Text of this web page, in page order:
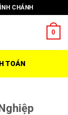
CHÁNH
0
TOÁN